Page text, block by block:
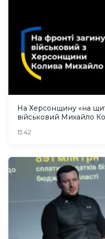
На Херсонщину «на
військовий Михайло
15:42